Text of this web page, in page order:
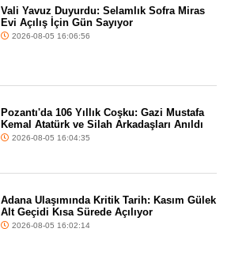
Vali Yavuz Duyurdu: Selamlık Sofra Miras
Evi Açılış İçin Gün Sayıyor
2026-08-05 16:06:56
Pozantı'da 106 Yıllık Coşku: Gazi Mustafa
Kemal Atatürk ve Silah Arkadaşları Anıldı
2026-08-05 16:04:35
Adana Ulaşımında Kritik Tarih: Kasım Gülek
Alt Geçidi Kısa Sürede Açılıyor
2026-08-05 16:02:14